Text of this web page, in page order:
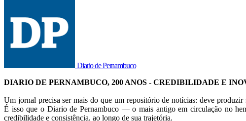
Diario de Pernambuco
DIARIO DE PERNAMBUCO, 200 ANOS - CREDIBILIDADE E
Um jornal precisa ser mais do que um repositório de notícias: deve produzir
É isso que o Diario de Pernambuco — o mais antigo em circulação no
credibilidade e consistência, ao longo de sua trajetória.